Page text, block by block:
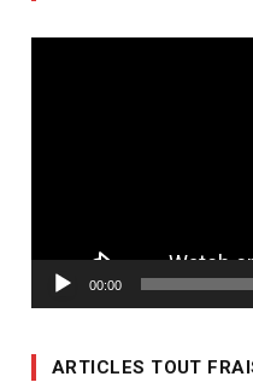
00:00
ARTICLES TOUT